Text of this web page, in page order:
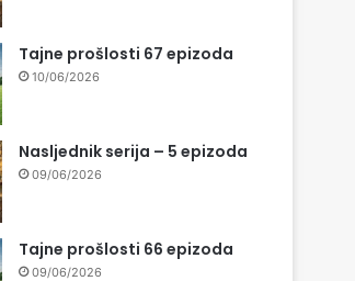
Tajne prošlosti 67 epizoda
10/06/2026
Nasljednik serija – 5 epizoda
09/06/2026
Tajne prošlosti 66 epizoda
09/06/2026